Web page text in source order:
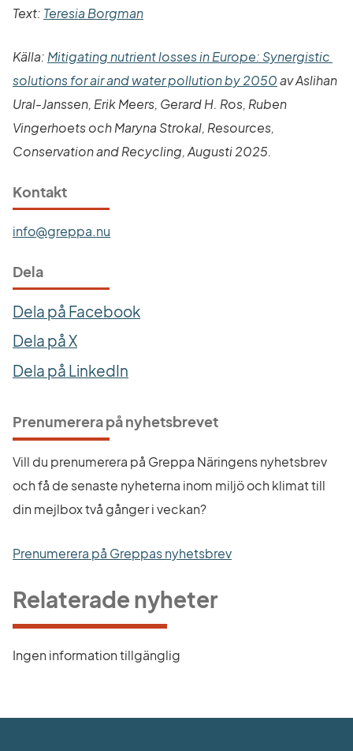
Text: Teresia Borgman
Källa: Mitigating nutrient losses in Europe: Synergistic
solutions for air and water pollution by 2050Länk till
av Aslihan
Ural-Janssen, Erik Meers, Gerard H. Ros, Ruben
Vingerhoets och Maryna Strokal, Resources,
Conservation and Recycling, Augusti 2025.
Kontakt
info@greppa.nu
Dela
Dela på Facebook
Dela på X
Dela på LinkedIn
Prenumerera på nyhetsbrevet
Vill du prenumerera på Greppa Näringens nyhetsbrev
och få de senaste nyheterna inom miljö och klimat till
din mejlbox två gånger i veckan?
Prenumerera på Greppas nyhetsbrev
Relaterade nyheter
Ingen information tillgänglig